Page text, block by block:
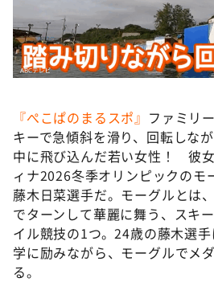
『ぺこぱのまるスポ』 ファミリ
キーで急傾斜を滑り、回転しな
中に飛び込んだ若い女性！ 彼
ィナ2026冬季オリンピックのモ
藤木日菜選手だ。モーグルとは
でターンして華麗に舞う、スキ
イル競技の1つ。24歳の藤木選
学に励みながら、モーグルでメ
る。